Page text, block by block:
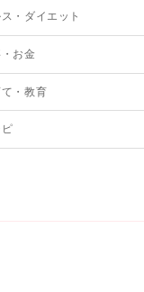
・ダイエット
お金
・教育